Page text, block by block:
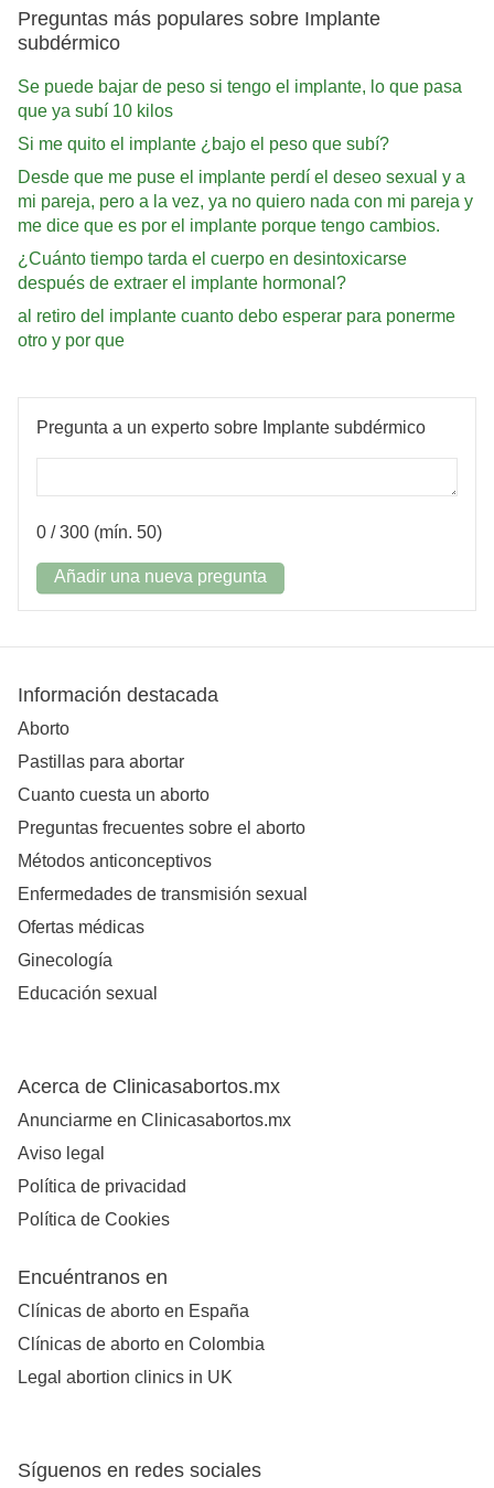
Preguntas más populares sobre Implante
subdérmico
Se puede bajar de peso si tengo el implante, lo que pasa
que ya subí 10 kilos
Si me quito el implante ¿bajo el peso que subí?
Desde que me puse el implante perdí el deseo sexual y a
mi pareja, pero a la vez, ya no quiero nada con mi pareja y
me dice que es por el implante porque tengo cambios.
¿Cuánto tiempo tarda el cuerpo en desintoxicarse
después de extraer el implante hormonal?
al retiro del implante cuanto debo esperar para ponerme
otro y por que
Pregunta a un experto sobre Implante subdérmico
0 / 300 (mín. 50)
Añadir una nueva pregunta
Información destacada
Aborto
Pastillas para abortar
Cuanto cuesta un aborto
Preguntas frecuentes sobre el aborto
Métodos anticonceptivos
Enfermedades de transmisión sexual
Ofertas médicas
Ginecología
Educación sexual
Acerca de Clinicasabortos.mx
Anunciarme en Clinicasabortos.mx
Aviso legal
Política de privacidad
Política de Cookies
Encuéntranos en
Clínicas de aborto en España
Clínicas de aborto en Colombia
Legal abortion clinics in UK
Síguenos en redes sociales